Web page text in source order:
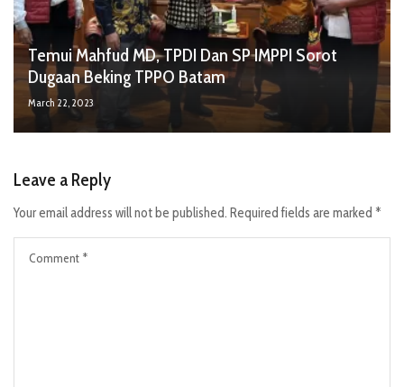
Temui Mahfud MD, TPDI Dan SP IMPPI Sorot
Dugaan Beking TPPO Batam
March 22, 2023
Leave a Reply
Your email address will not be published. Required fields are marked *